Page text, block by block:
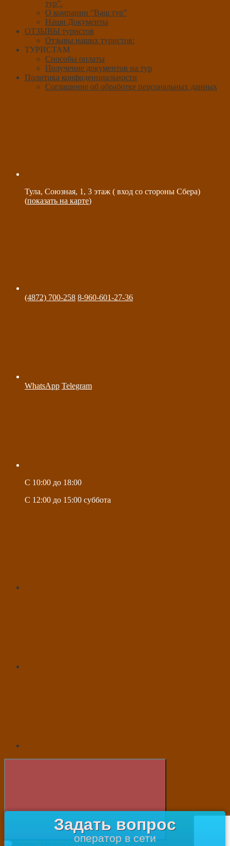
тур”.
О компании “Ваш тур”
Наши Документы
ОТЗЫВЫ туристов
Отзывы наших туристов:
ТУРИСТАМ
Способы оплаты
Получение документов на тур
Политика конфиденциальности
Соглашение об обработке персональных данных
Тула, Союзная, 1, 3 этаж ( вход со стороны Сбера)
(показать на карте)
(4872) 700-258 8-960-601-27-36
WhatsApp Telegram
C 10:00 до 18:00
C 12:00 до 15:00 суббота
Задать вопрос
оператор в сети